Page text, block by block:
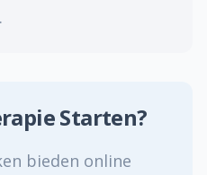
Starten?
bieden online